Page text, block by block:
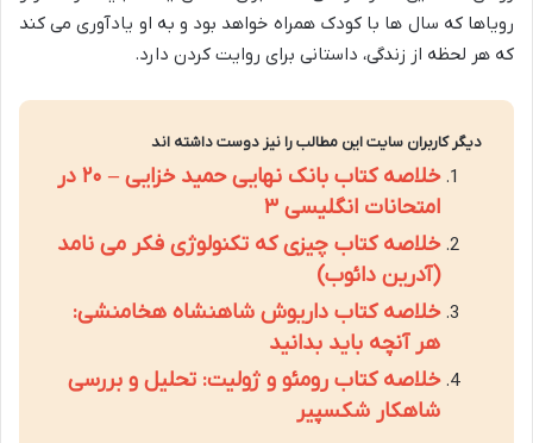
رویاها که سال ها با کودک همراه خواهد بود و به او یادآوری می کند
که هر لحظه از زندگی، داستانی برای روایت کردن دارد.
دیگر کاربران سایت این مطالب را نیز دوست داشته اند
خلاصه کتاب بانک نهایی حمید خزایی – ۲۰ در
امتحانات انگلیسی ۳
خلاصه کتاب چیزی که تکنولوژی فکر می نامد
(آدرین دائوب)
خلاصه کتاب داریوش شاهنشاه هخامنشی:
هر آنچه باید بدانید
خلاصه کتاب رومئو و ژولیت: تحلیل و بررسی
شاهکار شکسپیر